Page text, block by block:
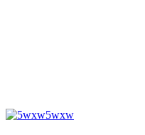
5wxw